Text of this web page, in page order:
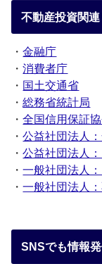
不動産投資関連
・金融庁
・消費者庁
・ 国土交通省
・総務省統計局
・全国信用保証
・公益社団法人
・公益社団法人
・一般社団法人
・一般社団法人
SNSでも情報